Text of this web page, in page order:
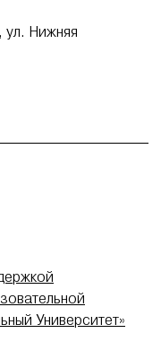
ул. Нижняя
Университет»